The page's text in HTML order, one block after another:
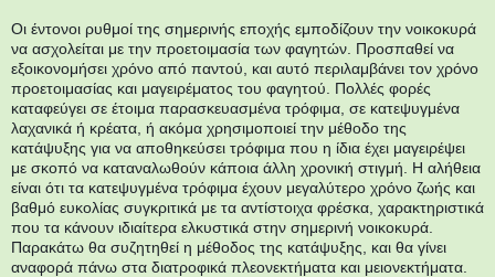
Οι έντονοι ρυθμοί της σημερινής εποχής εμποδίζουν την νοικοκυρά
να ασχολείται με την προετοιμασία των φαγητών. Προσπαθεί να
εξοικονομήσει χρόνο από παντού, και αυτό περιλαμβάνει τον χρόνο
προετοιμασίας και μαγειρέματος του φαγητού. Πολλές φορές
καταφεύγει σε έτοιμα παρασκευασμένα τρόφιμα, σε κατεψυγμένα
λαχανικά ή κρέατα, ή ακόμα χρησιμοποιεί την μέθοδο της
κατάψυξης για να αποθηκεύσει τρόφιμα που η ίδια έχει μαγειρέψει
με σκοπό να καταναλωθούν κάποια άλλη χρονική στιγμή. Η αλήθεια
είναι ότι τα κατεψυγμένα τρόφιμα έχουν μεγαλύτερο χρόνο ζωής και
βαθμό ευκολίας συγκριτικά με τα αντίστοιχα φρέσκα, χαρακτηριστικά
που τα κάνουν ιδιαίτερα ελκυστικά στην σημερινή νοικοκυρά.
Παρακάτω θα συζητηθεί η μέθοδος της κατάψυξης, και θα γίνει
αναφορά πάνω στα διατροφικά πλεονεκτήματα και μειονεκτήματα.